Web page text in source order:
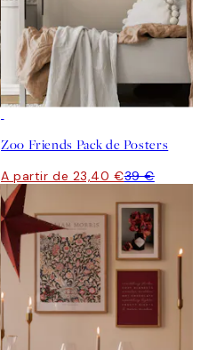
Zoo Friends Pack de Posters
A partir de 23,40 €39 €